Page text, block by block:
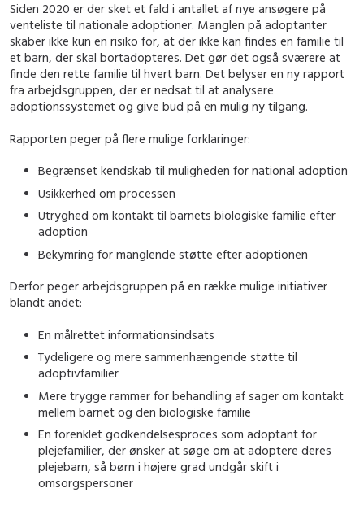
Siden 2020 er der sket et fald i antallet af nye ansøgere på
venteliste til nationale adoptioner. Manglen på adoptanter
skaber ikke kun en risiko for, at der ikke kan findes en familie til
et barn, der skal bortadopteres. Det gør det også sværere at
finde den rette familie til hvert barn. Det belyser en ny rapport
fra arbejdsgruppen, der er nedsat til at analysere
adoptionssystemet og give bud på en mulig ny tilgang.
Rapporten peger på flere mulige forklaringer:
Begrænset kendskab til muligheden for national adoption
Usikkerhed om processen
Utryghed om kontakt til barnets biologiske familie efter
adoption
Bekymring for manglende støtte efter adoptionen
Derfor peger arbejdsgruppen på en række mulige initiativer
blandt andet:
En målrettet informationsindsats
Tydeligere og mere sammenhængende støtte til
adoptivfamilier
Mere trygge rammer for behandling af sager om kontakt
mellem barnet og den biologiske familie
En forenklet godkendelsesproces som adoptant for
plejefamilier, der ønsker at søge om at adoptere deres
plejebarn, så børn i højere grad undgår skift i
omsorgspersoner